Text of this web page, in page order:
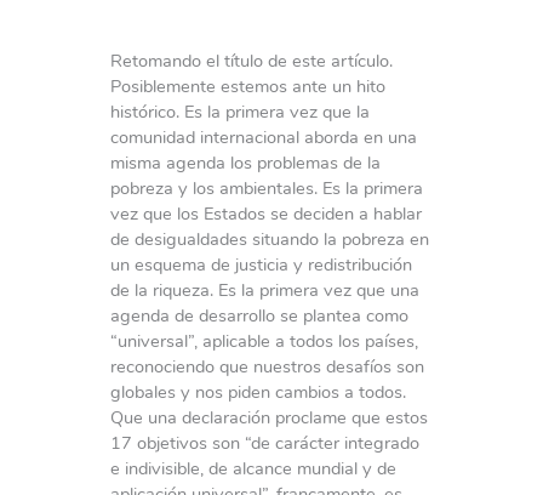
Retomando el título de este artículo.
Posiblemente estemos ante un hito
histórico. Es la primera vez que la
comunidad internacional aborda en una
misma agenda los problemas de la
pobreza y los ambientales. Es la primera
vez que los Estados se deciden a hablar
de desigualdades situando la pobreza en
un esquema de justicia y redistribución
de la riqueza. Es la primera vez que una
agenda de desarrollo se plantea como
“universal”, aplicable a todos los países,
reconociendo que nuestros desafíos son
globales y nos piden cambios a todos.
Que una declaración proclame que estos
17 objetivos son “de carácter integrado
e indivisible, de alcance mundial y de